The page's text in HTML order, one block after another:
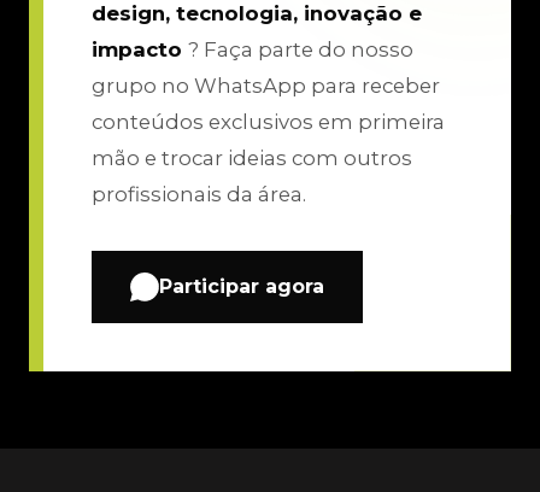
design, tecnologia, inovação e
impacto ? Faça parte do nosso
grupo no WhatsApp para receber
conteúdos exclusivos em primeira
mão e trocar ideias com outros
profissionais da área.
Participar agora